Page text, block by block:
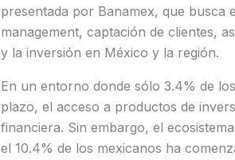
presentada por Banamex, que busca
management, captación de clientes,
y la inversión en México y la región.
En un entorno donde sólo 3.4% de
plazo, el acceso a productos de
financiera. Sin embargo, el
el 10.4% de los mexicanos ha